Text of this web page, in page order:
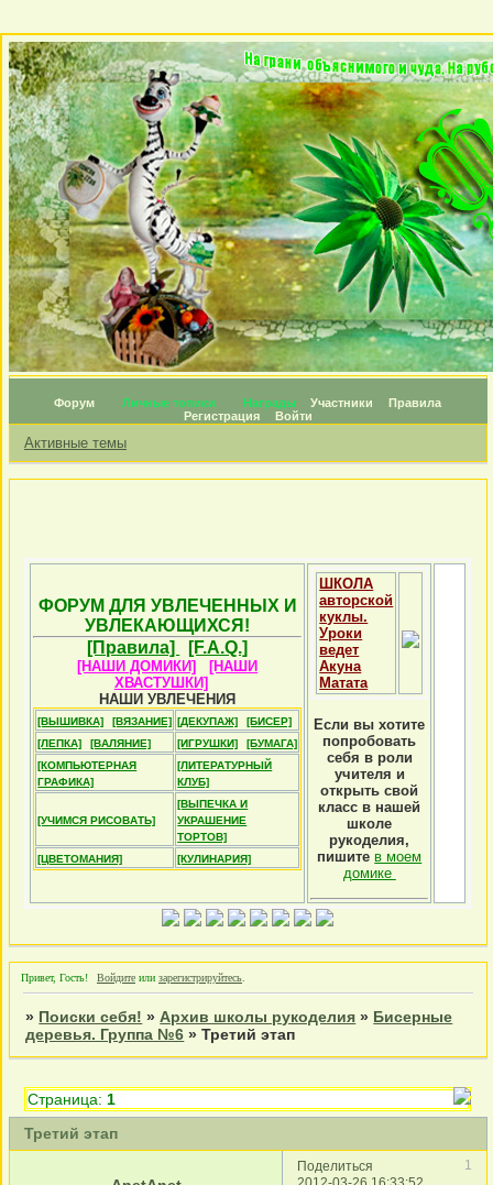
Форум Личные топики Награды Участники
Правила
Регистрация
Войти
Активные темы
ФОРУМ ДЛЯ УВЛЕЧЕННЫХ И
УВЛЕКАЮЩИХСЯ!
[Правила]
[F.A.Q.]
[НАШИ ДОМИКИ]
[НАШИ
ХВАСТУШКИ]
НАШИ УВЛЕЧЕНИЯ
[ВЫШИВКА] [ВЯЗАНИЕ] [ДЕКУПАЖ]
[БИСЕР]
[ЛЕПКА]
[ВАЛЯНИЕ] [ИГРУШКИ]
[БУМАГА]
[КОМПЬЮТЕРНАЯ
ГРАФИКА]
[ЛИТЕРАТУРНЫЙ
КЛУБ]
[УЧИМСЯ РИСОВАТЬ]
[ВЫПЕЧКА И
УКРАШЕНИЕ
ТОРТОВ]
[ЦВЕТОМАНИЯ]
[КУЛИНАРИЯ]
ШКОЛА
авторской
куклы.
Уроки
ведет
Акуна
Матата
Если вы хотите
попробовать
себя в роли
учителя и
открыть свой
класс в нашей
школе
рукоделия,
пишите в моем
домике
Привет, Гость! Войдите или зарегистрируйтесь
» Поиски себя! »Архив школы рукоделия » Бисерные
деревья. Группа №6 »Третий этап
Третий этап
Страница: 1
Поделиться
1